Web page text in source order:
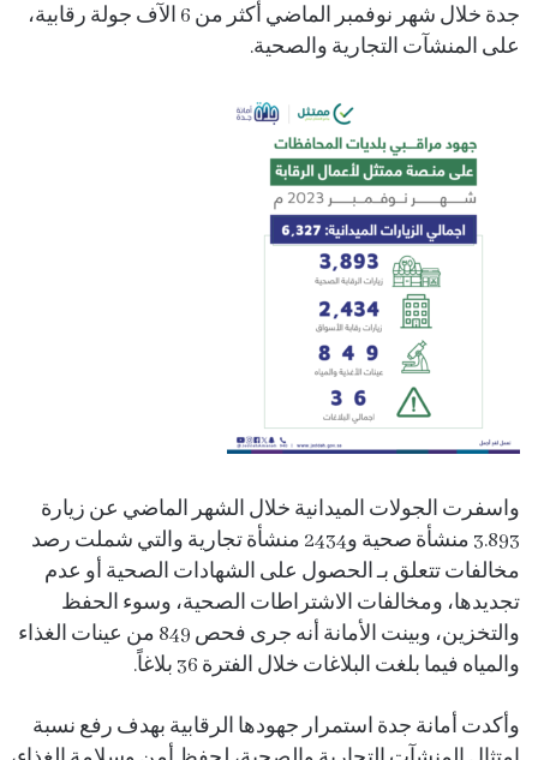
جدة خلال شهر نوفمبر الماضي أكثر من 6 الآف جولة رقابية،
على المنشآت التجارية والصحية.
واسفرت الجولات الميدانية خلال الشهر الماضي عن زيارة
3.893 منشأة صحية و2434 منشأة تجارية والتي شملت رصد
مخالفات تتعلق بـ الحصول على الشهادات الصحية أو عدم
تجديدها، ومخالفات الاشتراطات الصحية، وسوء الحفظ
والتخزين، وبينت الأمانة أنه جرى فحص 849 من عينات الغذاء
والمياه فيما بلغت البلاغات خلال الفترة 36 بلاغاً.
وأكدت أمانة جدة استمرار جهودها الرقابية بهدف رفع نسبة